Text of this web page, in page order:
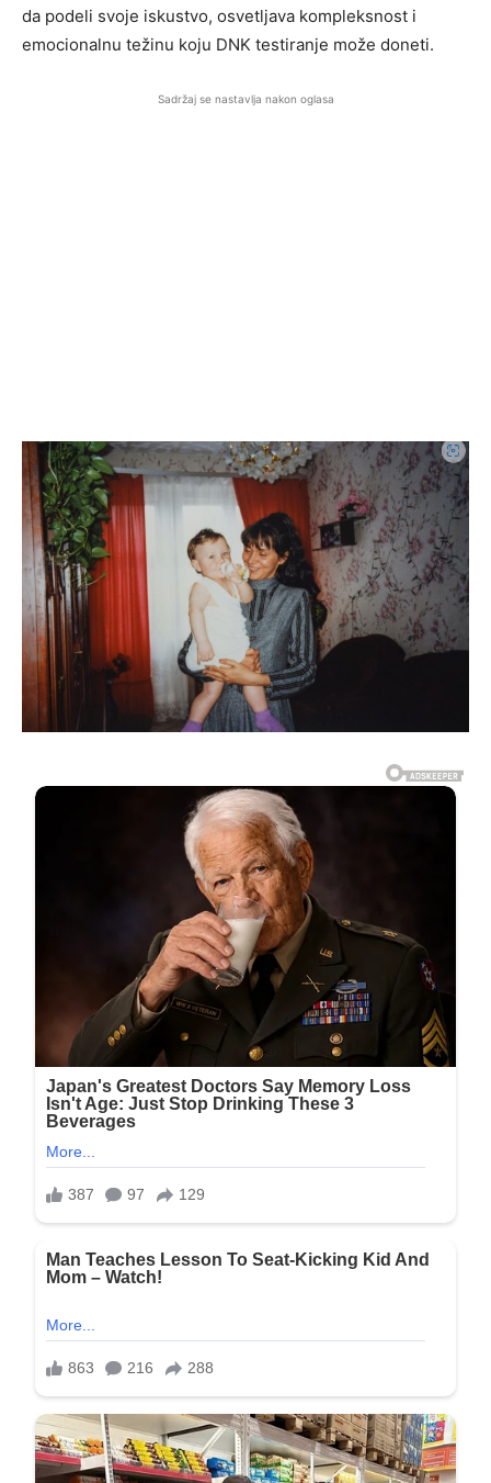
da podeli svoje iskustvo, osvetljava kompleksnost i
emocionalnu težinu koju DNK testiranje može doneti.
Sadržaj se nastavlja nakon oglasa